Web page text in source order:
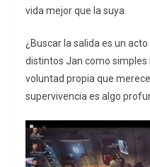
vida mejor que la suya.
¿Buscar la salida es un
distintos Jan como
voluntad propia que
supervivencia es algo